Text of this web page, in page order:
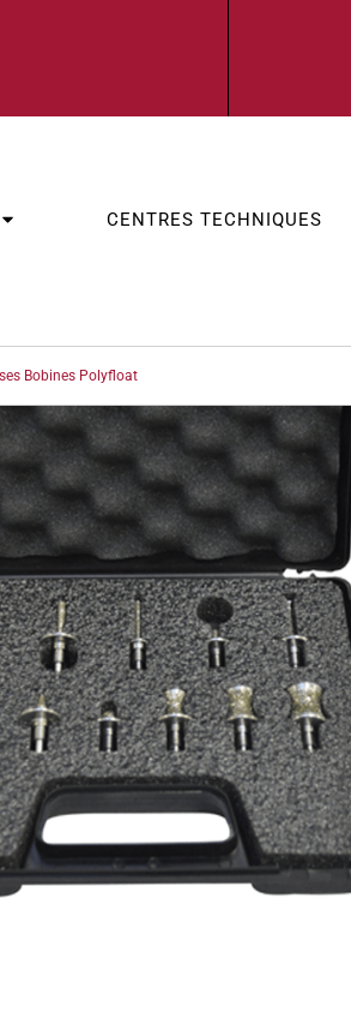
CENTRES TECHNIQUES
Bobines Polyfloat
CATÉGORIES
INDIVIDUELS MOTORISÉS
POLYFLOAT
DESCRIPTION